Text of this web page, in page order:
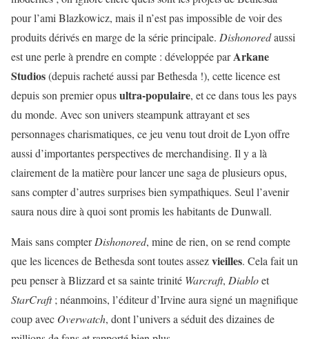
pour l’ami Blazkowicz, mais il n’est pas impossible de voir des
produits dérivés en marge de la série principale. Dishonoredaussi
est une perle à prendre en compte : développée parArkane
Studios(depuis racheté aussi par Bethesda !), cette licence est
depuis son premier opusultra-populaire, et ce dans tous les pays
du monde. Avec son univers steampunk attrayant et ses
personnages charismatiques, ce jeu venu tout droit de Lyon offre
aussi d’importantes perspectives de merchandising. Il y a là
clairement de la matière pour lancer une saga de plusieurs opus,
sans compter d’autres surprises bien sympathiques. Seul l’avenir
saura nous dire à quoi sont promis les habitants de Dunwall.
Mais sans compterDishonored, mine de rien, on se rend compte
que les licences de Bethesda sont toutes assezvieilles. Cela fait un
peu penser à Blizzard et sa sainte trinité Warcraft, Diabloet
StarCraft; néanmoins, l’éditeur d’Irvine aura signé un magnifique
coup avec Overwatch, dont l’univers a séduit des dizaines de